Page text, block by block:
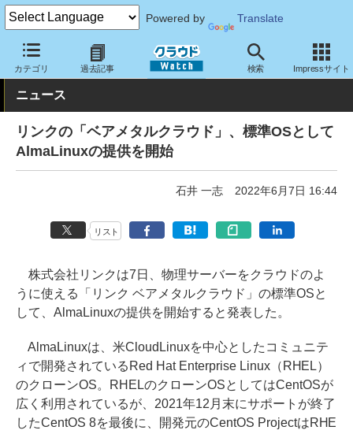
Powered by Translate
カテゴリ 過去記事 検索 Impressサイト
クラウド Watch ハード・インフラ パブリッククラウド その他
ニュース
リンクの「ベアメタルクラウド」、標準OSとして
AlmaLinuxの提供を開始
石井 一志 2022年6月7日 16:44
リスト
株式会社リンクは7日、物理サーバーをクラウドのよ
うに使える「リンク ベアメタルクラウド」の標準OSと
して、AlmaLinuxの提供を開始すると発表した。
AlmaLinuxは、米CloudLinuxを中心としたコミュニテ
ィで開発されているRed Hat Enterprise Linux（RHEL）
のクローンOS。RHELのクローンOSとしてはCentOSが
広く利用されているが、2021年12月末にサポートが終了
したCentOS 8を最後に、開発元のCentOS ProjectはRHE